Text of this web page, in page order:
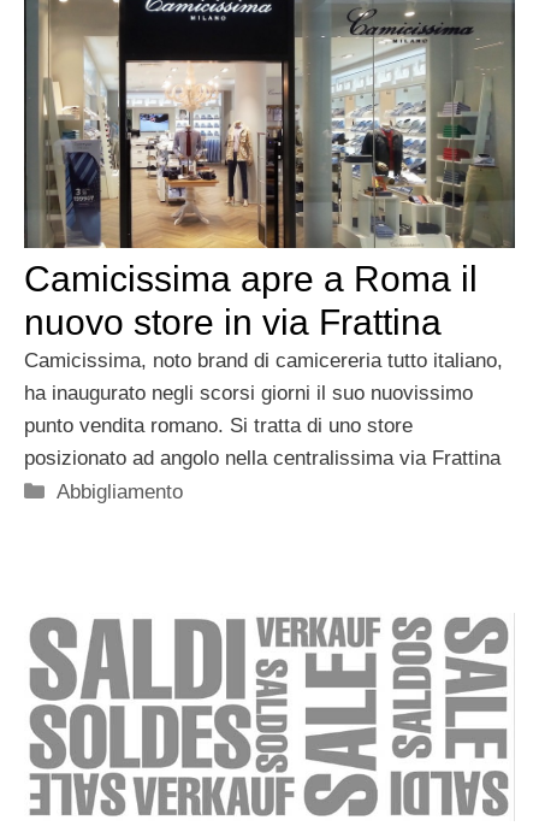
Camicissima apre a Roma il
nuovo store in via Frattina
Camicissima, noto brand di camicereria tutto italiano,
ha inaugurato negli scorsi giorni il suo nuovissimo
punto vendita romano. Si tratta di uno store
posizionato ad angolo nella centralissima via Frattina
Categorie
Abbigliamento